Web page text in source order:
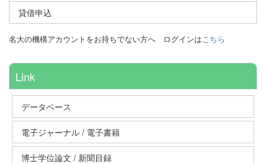
貸借申込
名大の機構アカウントをお持ちでない方へ ログインはこちら
Link
データベース
電子ジャーナル / 電子書籍
博士学位論文 / 新聞目録